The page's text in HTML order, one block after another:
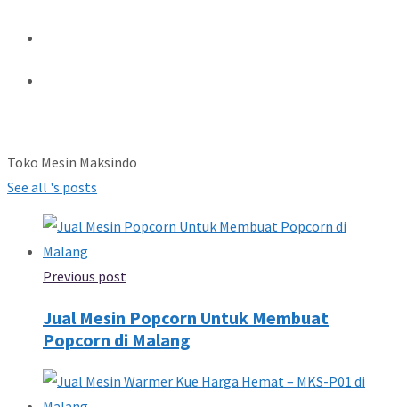
Toko Mesin Maksindo
See all 's posts
Previous post
Jual Mesin Popcorn Untuk Membuat
Popcorn di Malang